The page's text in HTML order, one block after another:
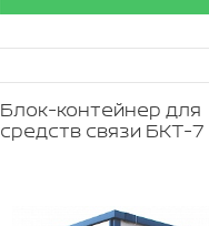
Блок-контейнер для
средств связи БКТ-7